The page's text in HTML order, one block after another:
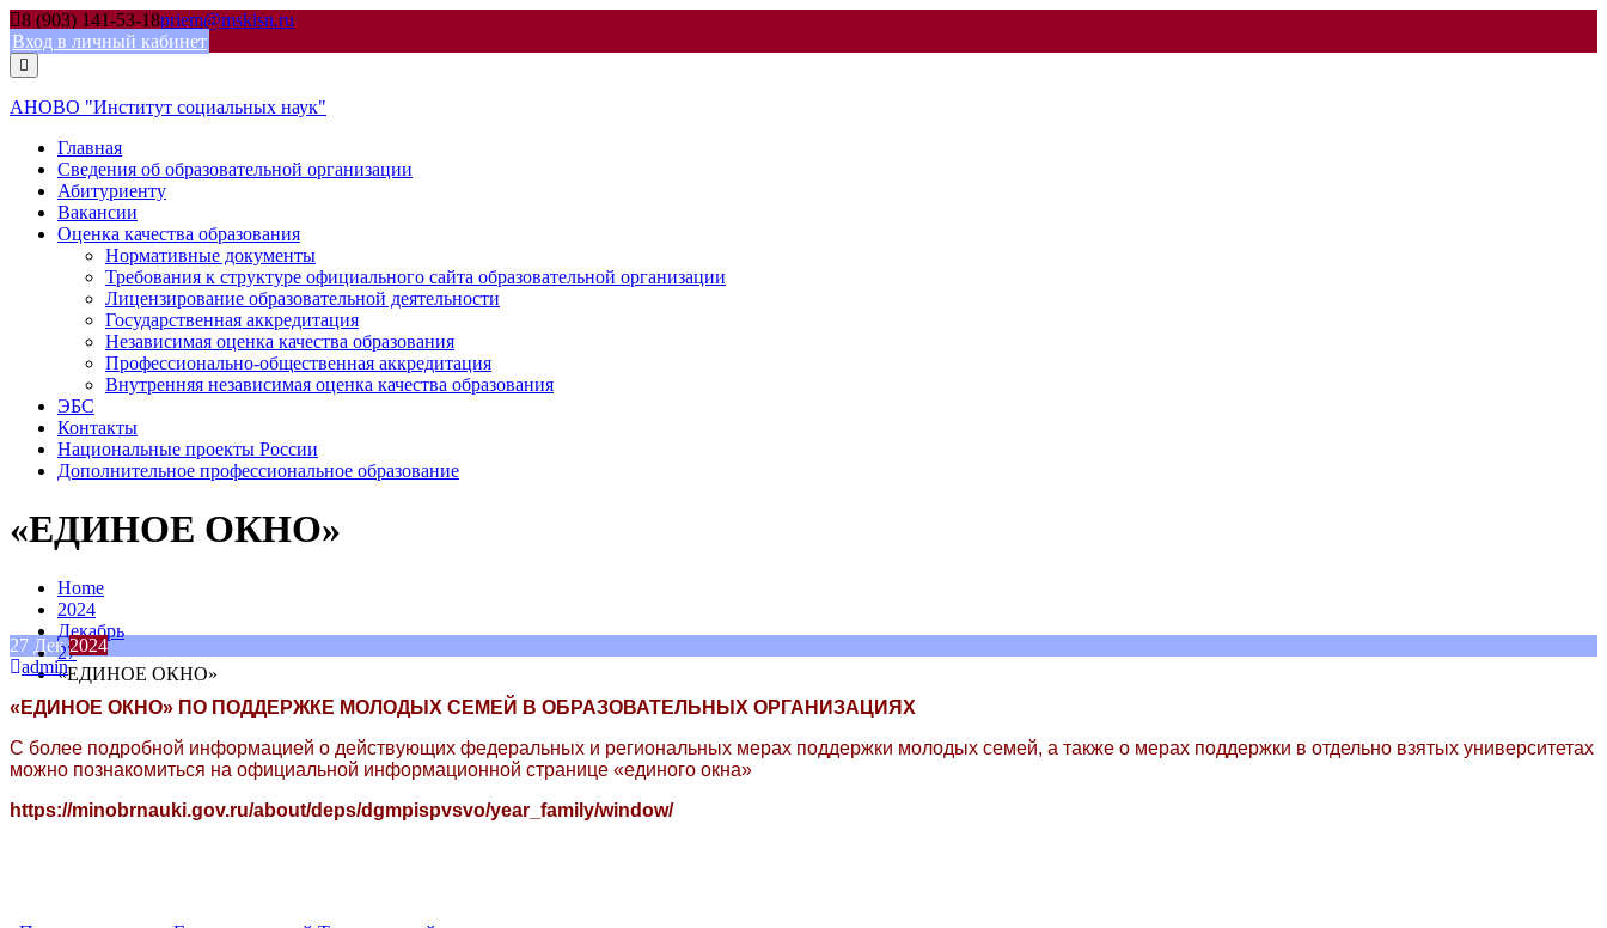
Skip
to
content
8 (903) 141-53-18priem@mskisn.ru
Вход в личный кабинет
АНОВО "Институт социальных наук"
Главная
Сведения об образовательной организации
Абитуриенту
Вакансии
Оценка качества образования
Нормативные документы
Требования к структуре официального сайта образовательной организации
Лицензирование образовательной деятельности
Государственная аккредитация
Независимая оценка качества образования
Профессионально-общественная аккредитация
Внутренняя независимая оценка качества образования
ЭБС
Контакты
Национальные проекты России
Дополнительное профессиональное образование
«ЕДИНОЕ ОКНО»
Home
2024
Декабрь
27
«ЕДИНОЕ ОКНО»
27 Дек2024
admin
«ЕДИНОЕ ОКНО» ПО ПОДДЕРЖКЕ МОЛОДЫХ СЕМЕЙ В ОБРАЗОВАТЕЛЬНЫХ ОРГАНИЗАЦИЯХ
С более подробной информацией о действующих федеральных и региональных мерах поддержки молодых семей, а также о мерах поддержки в отдельно взятых университетах
можно познакомиться на официальной информационной странице «единого окна»
https://minobrnauki.gov.ru/about/deps/dgmpispvsvo/year_family/window/